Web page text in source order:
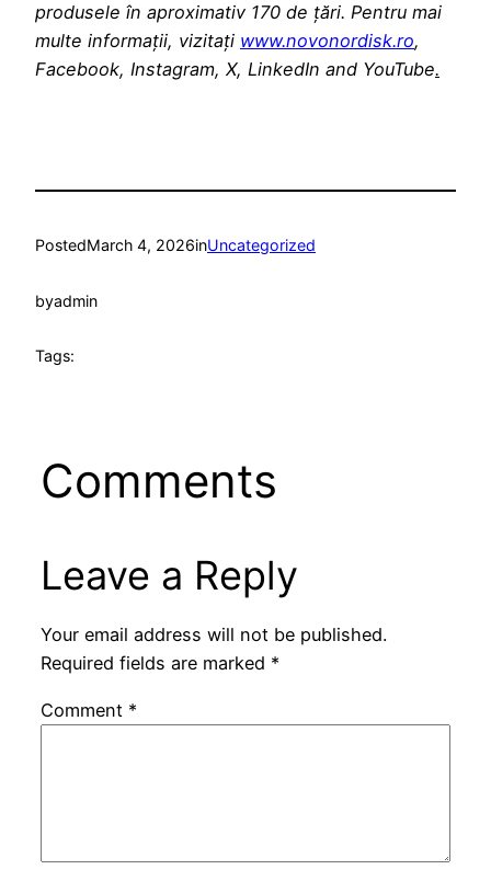
produsele în aproximativ 170 de țări. Pentru mai
multe informații, vizitați www.novonordisk.ro,
Facebook, Instagram, X, LinkedIn and YouTube.
PostedMarch 4, 2026inUncategorized
byadmin
Tags:
Comments
Leave a Reply
Your email address will not be published.
Required fields are marked *
Comment *